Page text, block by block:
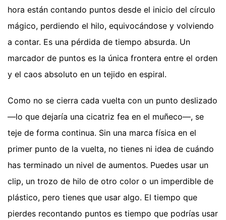
hora están contando puntos desde el inicio del círculo
mágico, perdiendo el hilo, equivocándose y volviendo
a contar. Es una pérdida de tiempo absurda. Un
marcador de puntos es la única frontera entre el orden
y el caos absoluto en un tejido en espiral.
Como no se cierra cada vuelta con un punto deslizado
—lo que dejaría una cicatriz fea en el muñeco—, se
teje de forma continua. Sin una marca física en el
primer punto de la vuelta, no tienes ni idea de cuándo
has terminado un nivel de aumentos. Puedes usar un
clip, un trozo de hilo de otro color o un imperdible de
plástico, pero tienes que usar algo. El tiempo que
pierdes recontando puntos es tiempo que podrías usar